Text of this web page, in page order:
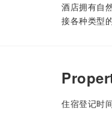
酒店拥有自
接各种类型
住宿登记时